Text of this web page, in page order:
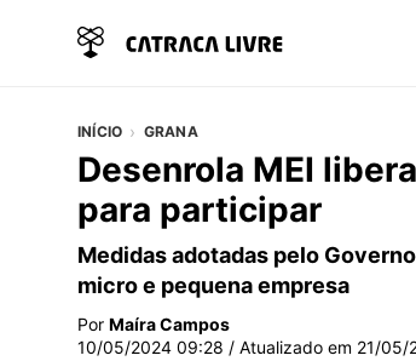
INÍCIO GRANA
Desenrola MEI
para participar
Medidas adotadas pelo
micro e pequena empresa
Por Maíra Campos
10/05/2024 09:28 / Atualizado em 21/05/